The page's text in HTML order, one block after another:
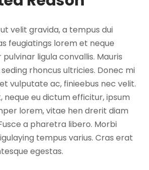
velit gravida, a tempus dui
feugiatings lorem et neque
ligula convallis. Mauris
rhoncus ultricies. Donec mi
vulputate ac, finieebus nec velit.
neque eu dictum efficitur, ipsum
lorem, vitae hen drerit diam
a pharetra libero. Morbi
tempus varius. Cras erat
egestas.